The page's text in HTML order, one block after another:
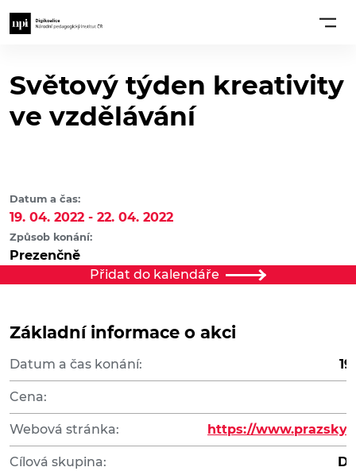
Světový týden kreativity
ve vzdělávání
Datum a čas:
19. 04. 2022 - 22. 04. 2022
Způsob konání:
Prezenčně
Přidat do kalendáře
Základní informace o akci
Datum a čas konání:
Cena:
Webová stránka: https://
Cílová skupina: